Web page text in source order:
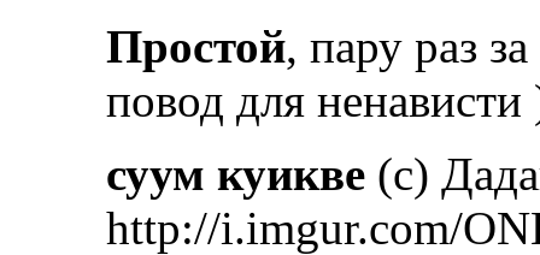
Простой, пару раз
повод для ненависти
суум куикве (с)
http://i.imgur.com/